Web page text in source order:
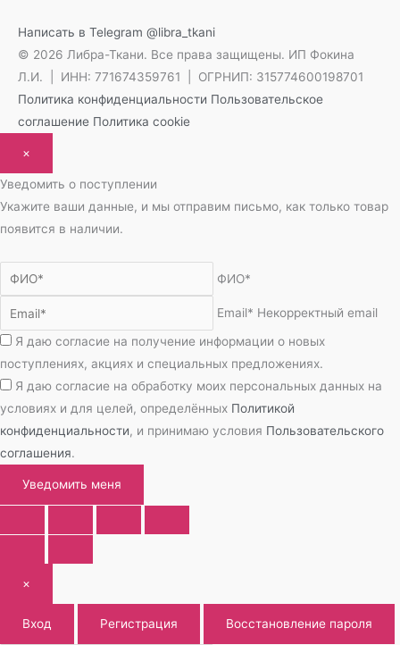
Написать в Telegram @libra_tkani
© 2026 Либра-Ткани. Все права защищены. ИП Фокина
Л.И. | ИНН: 771674359761 | ОГРНИП: 315774600198701
Политика конфиденциальности Пользовательское
соглашение Политика cookie
×
Уведомить о поступлении
Укажите ваши данные, и мы отправим письмо, как только товар
появится в наличии.
ФИО*
Email* Некорректный email
Я даю согласие на получение информации о новых
поступлениях, акциях и специальных предложениях.
Я даю согласие на обработку моих персональных данных на
условиях и для целей, определённых Политикой
конфиденциальности, и принимаю условия Пользовательского
соглашения.
Уведомить меня
×
Вход Регистрация Восстановление пароля